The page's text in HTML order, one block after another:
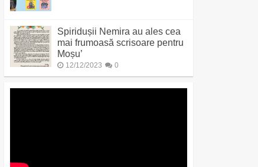
Spiridușii Nemira au ales cea
mai frumoasă scrisoare pentru
Moșu’
12/12/2023 0